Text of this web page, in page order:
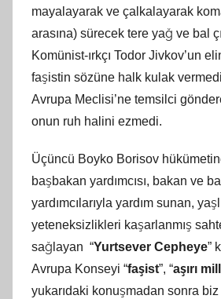
mayalayarak ve çalkalayarak
arasına) sürecek tere yağ ve bal
Komünist-ırkçı Todor Jivkov’un
faşistin sözüne halk kulak
Avrupa Meclisi’ne temsilci
onun ruh halini ezmedi.
Üçüncü Boyko Borisov
başbakan yardımcısı, bakan ve
yardımcılarıyla yardım sunan,
yeteneksizlikleri kaşarlanmış
sağlayan “Yurtsever Cepheye”
Avrupa Konseyi “faşist”, “aşırı
yukarıdaki konuşmadan sonra biz